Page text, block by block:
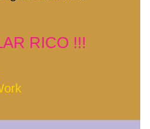
RICO !!!